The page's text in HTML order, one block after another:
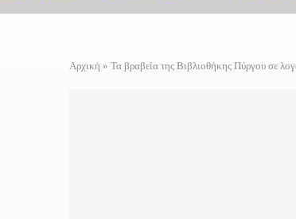
Αρχική » Τα βραβεία της Βιβλιοθήκης Πύργου σε